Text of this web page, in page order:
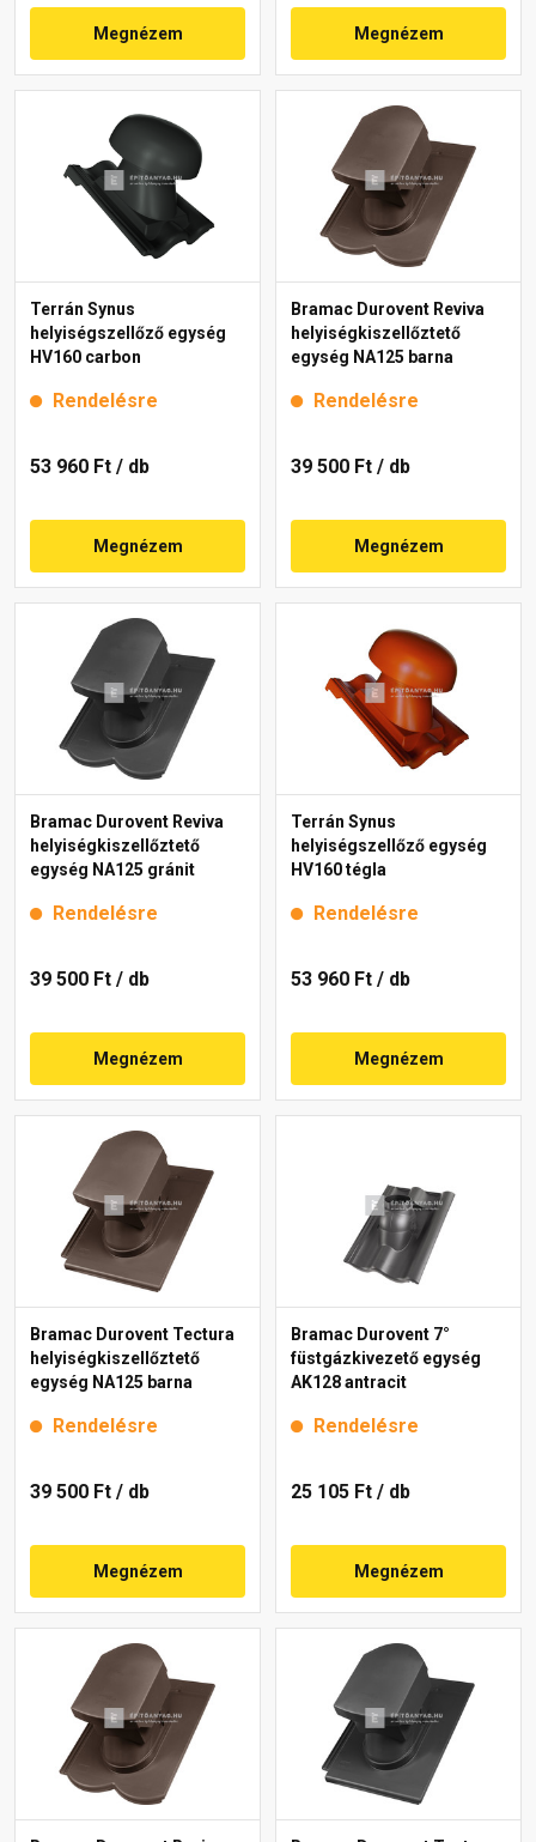
Megnézem Megnézem
Terrán Synus
helyiségszellőző egység
HV160 carbon
Rendelésre
53 960 Ft / db
Megnézem
Bramac Durovent Reviva
helyiségkiszellőztető
egység NA125 barna
Rendelésre
39 500 Ft / db
Megnézem
Bramac Durovent Reviva
helyiségkiszellőztető
egység NA125 gránit
Rendelésre
39 500 Ft / db
Megnézem
Terrán Synus
helyiségszellőző egység
HV160 tégla
Rendelésre
53 960 Ft / db
Megnézem
Bramac Durovent Tectura
helyiségkiszellőztető
egység NA125 barna
Rendelésre
39 500 Ft / db
Megnézem
Bramac Durovent 7°
füstgázkivezető egység
AK128 antracit
Rendelésre
25 105 Ft / db
Megnézem